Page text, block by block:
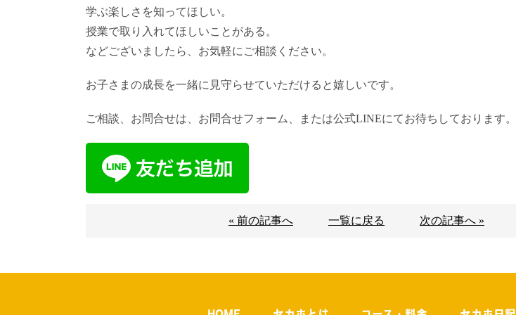
学ぶ楽しさを知ってほしい。
授業で取り入れてほしいことがある。
などございましたら、お気軽にご相談ください。
お子さまの成長を一緒に見守らせていただけると嬉しいです。
ご相談、お問合せは、お問合せフォーム、または公式LINEにてお待ちしております。
« 前の記事へ 一覧に戻る 次の記事へ »